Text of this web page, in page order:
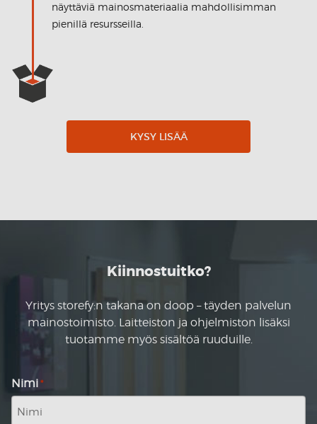
näyttäviä mainosmateriaalia mahdollisimman
pienillä resursseilla.
KYSY LISÄÄ
Kiinnostuitko?
Yritys storefy:n takana on doop – täyden palvelun
mainostoimisto. Laitteiston ja ohjelmiston lisäksi
tuotamme myös sisältöä ruuduille.
Nimi *